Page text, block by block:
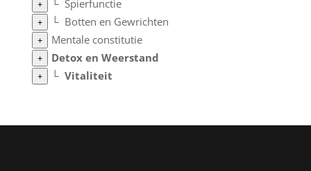
+ └ Spierfunctie
+ └ Botten en Gewrichten
+ Mentale constitutie
+ Detox en Weerstand
+ └ Vitaliteit